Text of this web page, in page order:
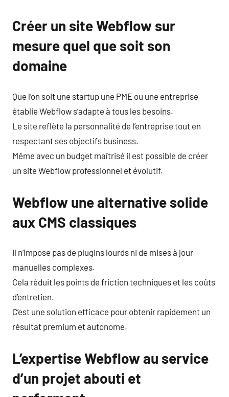
Créer un site Webflow sur
mesure quel que soit son
domaine
Que l’on soit une startup une PME ou une entreprise
établie Webflow s’adapte à tous les besoins.
Le site reflète la personnalité de l’entreprise tout en
respectant ses objectifs business.
Même avec un budget maîtrisé il est possible de créer
un site Webflow professionnel et évolutif.
Webflow une alternative solide
aux CMS classiques
Il n’impose pas de plugins lourds ni de mises à jour
manuelles complexes.
Cela réduit les points de friction techniques et les coûts
d’entretien.
C’est une solution efficace pour obtenir rapidement un
résultat premium et autonome.
L’expertise Webflow au service
d’un projet abouti et